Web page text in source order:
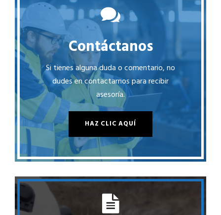
Contáctanos
Si tienes alguna duda o comentario, no
dudes en contactarnos para recibir
asesoría.
HAZ CLIC AQUÍ